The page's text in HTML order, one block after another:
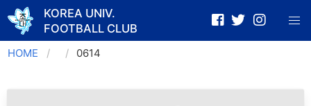
Skip
to
KOREA UNIV.
FOOTBALL CLUB
HOME 0614